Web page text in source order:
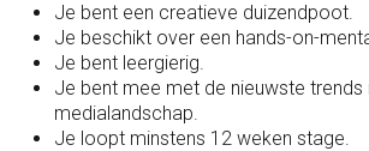
Je bent een creatieve duizendpoot.
Je beschikt over een hands-on-
Je bent leergierig.
Je bent mee met de nieuwste trends
medialandschap.
Je loopt minstens 12 weken stage.